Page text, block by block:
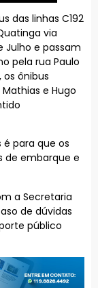
das linhas C192
via
Julho e passam
pela rua Paulo
os ônibus
e Hugo
para que os
de embarque e
a Secretaria
de dúvidas
público